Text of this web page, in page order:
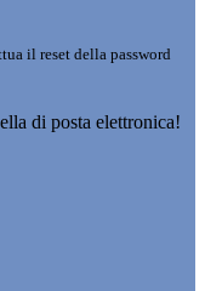
il reset della password
di posta elettronica!